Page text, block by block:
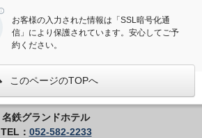
お客様の入力された情報は「SSL暗号化通
信」により保護されています。安心してご予
約ください。
このページのTOPへ
名鉄グランドホテル
TEL： 052-582-2233